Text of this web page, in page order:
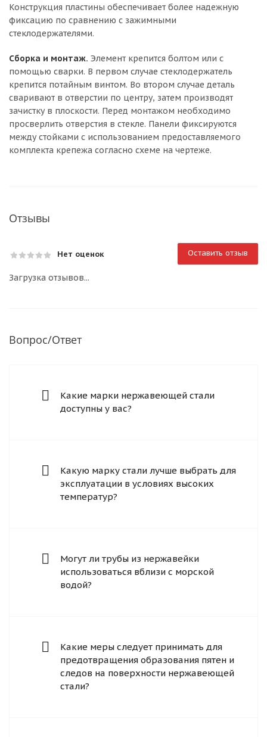
Конструкция пластины обеспечивает более надежную
фиксацию по сравнению с зажимными
стеклодержателями.
Сборка и монтаж. Элемент крепится болтом или с
помощью сварки. В первом случае стеклодержатель
крепится потайным винтом. Во втором случае деталь
сваривают в отверстии по центру, затем производят
зачистку в плоскости. Перед монтажом необходимо
просверлить отверстия в стекле. Панели фиксируются
между стойками с использованием предоставляемого
комплекта крепежа согласно схеме на чертеже.
Отзывы
Нет оценок Оставить отзыв
Загрузка отзывов...
Вопрос/Ответ
Какие марки нержавеющей стали
доступны у вас?
Какую марку стали лучше выбрать для
эксплуатации в условиях высоких
температур?
Могут ли трубы из нержавейки
использоваться вблизи с морской
водой?
Какие меры следует принимать для
предотвращения образования пятен и
следов на поверхности нержавеющей
стали?